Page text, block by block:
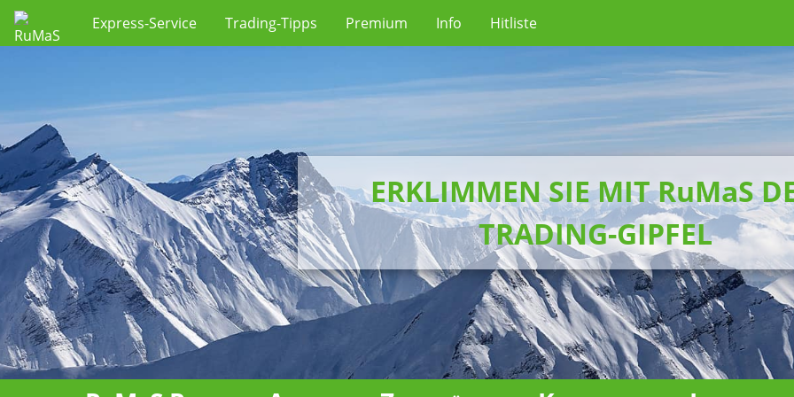
Express-Service Trading-Tipps Premium Info Hitliste
ERKLIMMEN SIE MIT RuMaS
TRADING-GIPFEL